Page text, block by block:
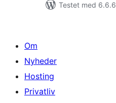
Testet med 6.6.6
Om
Nyheder
Hosting
Privatliv